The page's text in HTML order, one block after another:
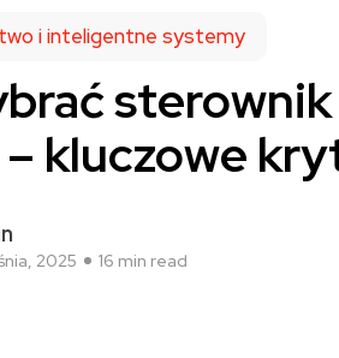
i inteligentne systemy
kluczowe
2025 16 min read